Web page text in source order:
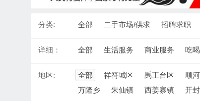
分类: 全部 二手市场/供求 招聘求职
详细： 全部 生活服务 商业服务 吃
地区: 全部 祥符城区 禹王台区 顺
万隆乡
朱仙镇 西姜寨镇 开